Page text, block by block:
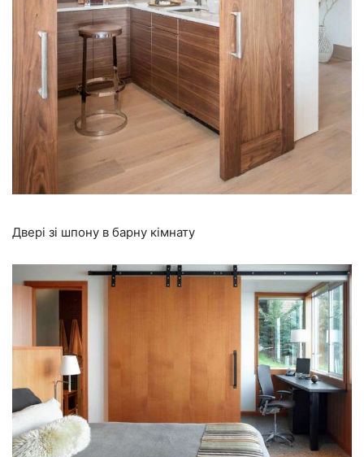
Двері зі шпону в барну кімнату